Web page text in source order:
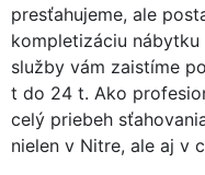
presťahujeme, ale
kompletizáciu
služby vám zaistíme
t do 24 t. Ako
celý priebeh
nielen v Nitre, ale aj v